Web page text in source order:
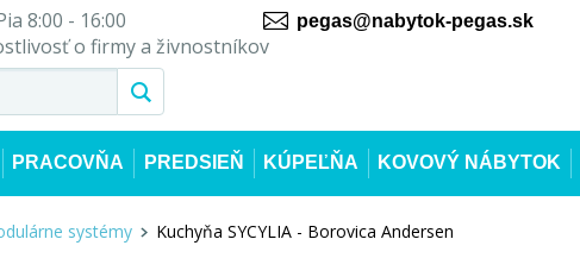
8:00 - 16:00
o firmy a živnostníkov
pegas@nabytok-pegas.sk
PRACOVŇA PREDSIEŇ KÚPEĽŇA KOVOVÝ NÁBYTOK
systémy Kuchyňa SYCYLIA - Borovica Andersen